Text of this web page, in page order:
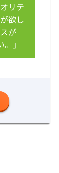
リテ
欲し
が
」